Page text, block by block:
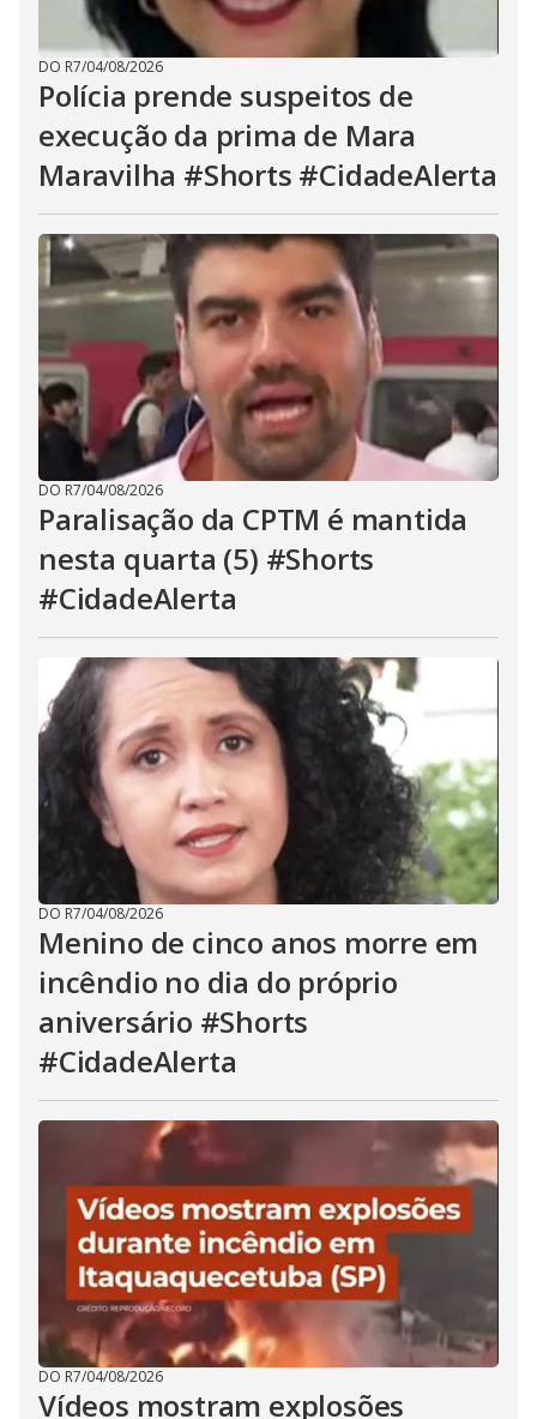
DO R7/04/08/2026
Polícia prende suspeitos de
execução da prima de Mara
Maravilha #Shorts #CidadeAlerta
DO R7/04/08/2026
Paralisação da CPTM é mantida
nesta quarta (5) #Shorts
#CidadeAlerta
DO R7/04/08/2026
Menino de cinco anos morre em
incêndio no dia do próprio
aniversário #Shorts
#CidadeAlerta
DO R7/04/08/2026
Vídeos mostram explosões